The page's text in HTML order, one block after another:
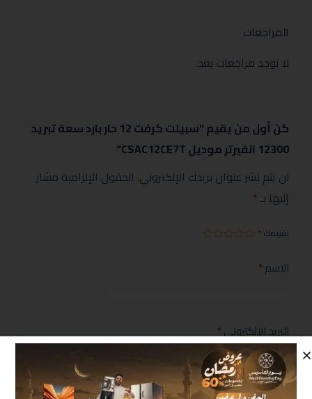
المراجعات
لا توجد مراجعات بعد.
كن أول من يقيم “سبيلت كرفت 12 حار بارد سعة تبريد
12300 انفيرتر موديل CSAC12CE7T”
لن يتم نشر عنوان بريدك الإلكتروني. الحقول الإلزامية مشار
إليها بـ*
تقييمك *
الاسم*
البريد الإلكتروني*
مراجعتك*